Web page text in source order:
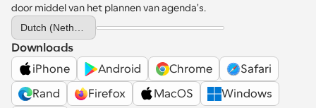
door middel van het plannen van agenda's.
Select Language
Downloads
iPhone
Android Chrome
Safari
Rand
Firefox MacOS
Windows